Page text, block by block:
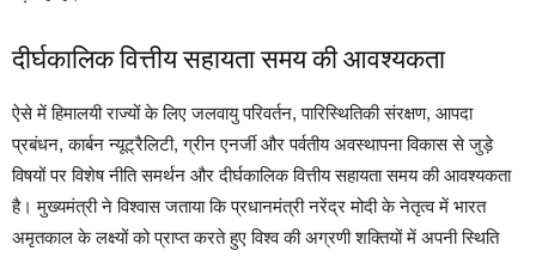
दीर्घकालिक वित्तीय सहायता समय की आवश्यकता
ऐसे में हिमालयी राज्यों के लिए जलवायु परिवर्तन, पारिस्थितिकी संरक्षण, आपदा
प्रबंधन, कार्बन न्यूट्रैलिटी, ग्रीन एनर्जी और पर्वतीय अवस्थापना विकास से जुड़े
विषयों पर विशेष नीति समर्थन और दीर्घकालिक वित्तीय सहायता समय की आवश्यकता
है। मुख्यमंत्री ने विश्वास जताया कि प्रधानमंत्री नरेंद्र मोदी के नेतृत्व में भारत
अमृतकाल के लक्ष्यों को प्राप्त करते हुए विश्व की अग्रणी शक्तियों में अपनी स्थिति